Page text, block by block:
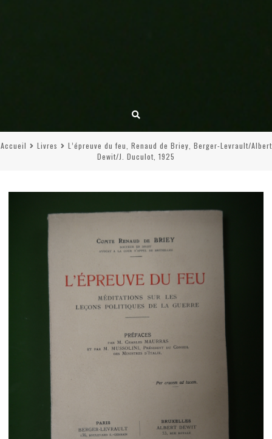
Accueil Livres
L’épreuve du feu, Renaud de Briey, Berger-Levrault/Albert
Dewit/J. Duculot, 1925